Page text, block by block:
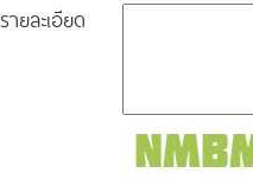
รายละเอียด